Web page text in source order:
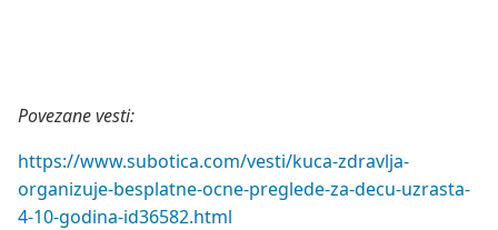
Povezane vesti:
https://www.subotica.com/vesti/kuca-zdravlja-
organizuje-besplatne-ocne-preglede-za-decu-uzrasta-
4-10-godina-id36582.html